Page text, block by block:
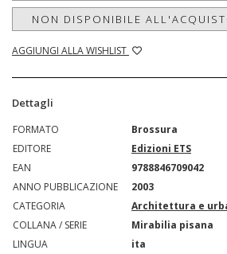
NON DISPONIBILE
AGGIUNGI ALLA WISHLIST
Dettagli
FORMATO
Brossura
EDITORE
Edizioni ETS
EAN
9788846709042
ANNO PUBBLICAZIONE
2003
CATEGORIA
Architettura e
COLLANA / SERIE
Mirabilia pisana
LINGUA
ita